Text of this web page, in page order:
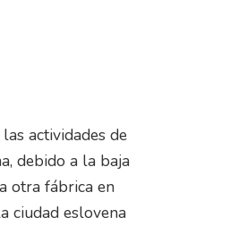
actividades de
debido a la baja
otra fábrica en
ciudad eslovena